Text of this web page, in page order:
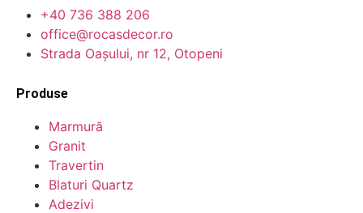
+40 736 388 206
office@rocasdecor.ro
Strada Oașului, nr 12, Otopeni
Produse
Marmură
Granit
Travertin
Blaturi Quartz
Adezivi